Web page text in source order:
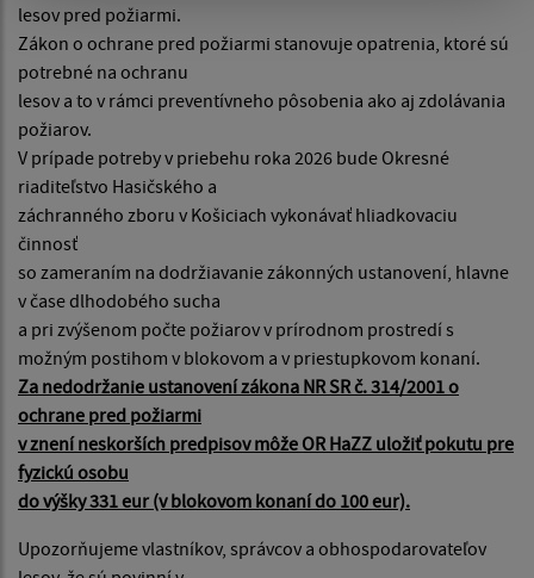
lesov pred požiarmi.
Zákon o ochrane pred požiarmi stanovuje opatrenia, ktoré sú
potrebné na ochranu
lesov a to v rámci preventívneho pôsobenia ako aj zdolávania
požiarov.
V prípade potreby v priebehu roka 2026 bude Okresné
riaditeľstvo Hasičského a
záchranného zboru v Košiciach vykonávať hliadkovaciu
činnosť
so zameraním na dodržiavanie zákonných ustanovení, hlavne
v čase dlhodobého sucha
a pri zvýšenom počte požiarov v prírodnom prostredí s
možným postihom v blokovom a v priestupkovom konaní.
Za nedodržanie ustanovení zákona NR SR č. 314/2001 o
ochrane pred požiarmi
v znení neskorších predpisov môže OR HaZZ uložiť pokutu pre
fyzickú osobu
do výšky 331 eur (v blokovom konaní do 100 eur).
Upozorňujeme vlastníkov, správcov a obhospodarovateľov